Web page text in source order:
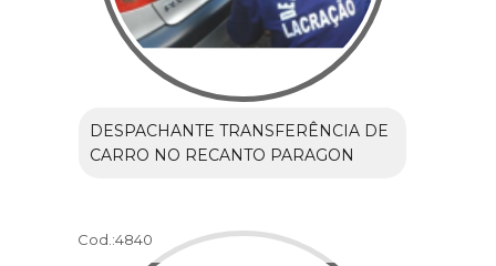
DESPACHANTE TRANSFERÊNCIA DE
CARRO NO RECANTO PARAGON
Cod.:4840